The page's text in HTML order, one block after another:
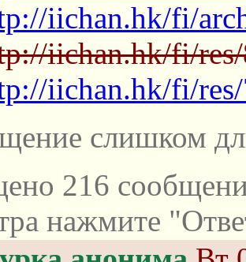
iichan.hk/fi/
iichan.hk/fi/
iichan.hk/fi/
слишком
216
нажмите